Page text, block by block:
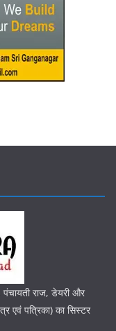
पंचायती राज, डेयरी और
एवं पत्रिका) का सिस्टर